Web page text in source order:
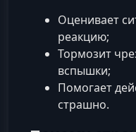
Оценивает
реакцию;
Тормозит
вспышки;
Помогает
страшно.